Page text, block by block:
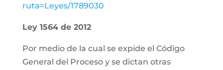
ruta=Leyes/1789030
Ley 1564 de 2012
Por medio de la cual se expide el Código
General del Proceso y se dictan otras